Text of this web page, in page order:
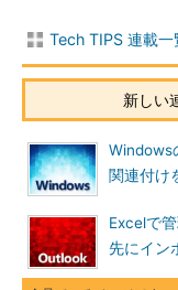
他のドメインのアカ
手順1―IASサービス
IASサービスは
プションコンポーネ
されていない。その
ントロール パネル］
［Windowsコンポー
［Windowsコンポー
Tech TIPS 連載一
新しい
Windows
関連付け
Excelで
先にイン